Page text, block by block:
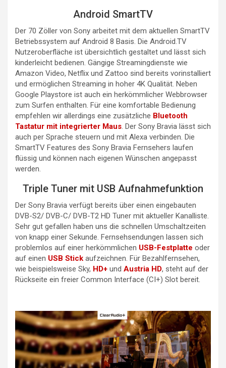
Android SmartTV
Der 70 Zöller von Sony arbeitet mit dem aktuellen SmartTV
Betriebssystem auf Android 8 Basis. Die Android.TV
Nutzeroberfläche ist übersichtlich gestaltet und lässt sich
kinderleicht bedienen. Gängige Streamingdienste wie
Amazon Video, Netflix und Zattoo sind bereits vorinstalliert
und ermöglichen Streaming in hoher 4K Qualität. Neben
Google Playstore ist auch ein herkömmlicher Webbrowser
zum Surfen enthalten. Für eine komfortable Bedienung
empfehlen wir allerdings eine zusätzliche Bluetooth
Tastatur mit integrierter Maus. Der Sony Bravia lässt sich
auch per Sprache steuern und mit Alexa verbinden. Die
SmartTV Features des Sony Bravia Fernsehers laufen
flüssig und können nach eigenen Wünschen angepasst
werden.
Triple Tuner mit USB Aufnahmefunktion
Der Sony Bravia verfügt bereits über einen eingebauten
DVB-S2/ DVB-C/ DVB-T2 HD Tuner mit aktueller Kanalliste.
Sehr gut gefallen haben uns die schnellen Umschaltzeiten
von knapp einer Sekunde. Fernsehsendungen lassen sich
problemlos auf einer herkömmlichen USB-Festplatte oder
auf einen USB Stick aufzeichnen. Für Bezahlfernsehen,
wie beispielsweise Sky, HD+ und Austria HD, steht auf der
Rückseite ein freier Common Interface (CI+) Slot bereit.